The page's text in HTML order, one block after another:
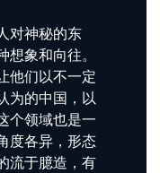
对神秘的东
象和向往。
他们以不一定
为的中国，以
个领域也是一
度各异，形态
流于臆造，有